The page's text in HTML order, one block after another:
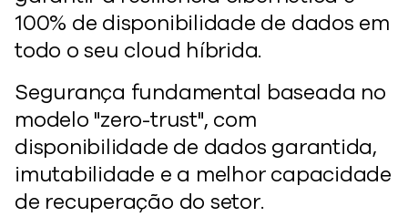
100% de disponibilidade de dados em
todo o seu cloud híbrida.
Segurança fundamental baseada no
modelo "zero-trust", com
disponibilidade de dados garantida,
imutabilidade e a melhor capacidade
de recuperação do setor.